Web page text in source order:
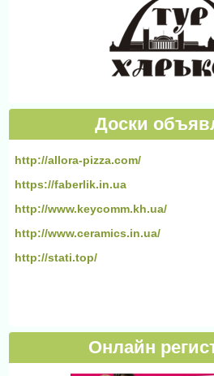
Доски
http://allora-pizza.com/
https://faberlik.in.ua
http://www.keycomm.kh.ua/
http://www.ceramics.in.ua/
http://stati.top/
Онлайн